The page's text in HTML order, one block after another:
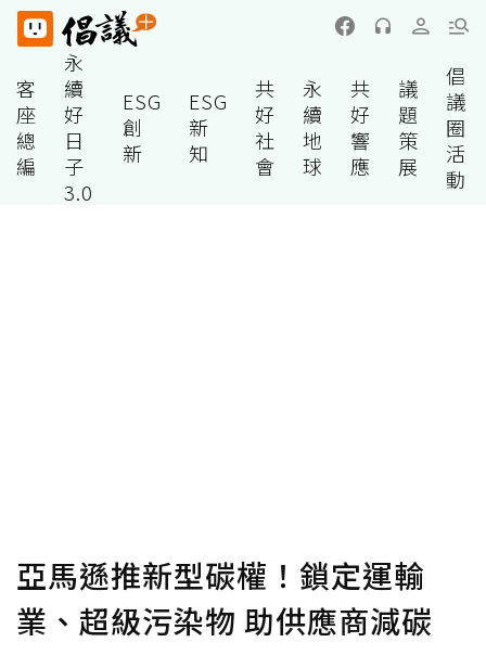
客
座
總
編
永
續
好
日
子
3.0
ESG
創
新
ESG
新
知
共
好
社
會
永
續
地
球
共
好
響
應
議
題
策
展
倡
議
圈
活
動
亞馬遜推新型碳權！鎖定運輸
業、超級污染物 助供應商減碳